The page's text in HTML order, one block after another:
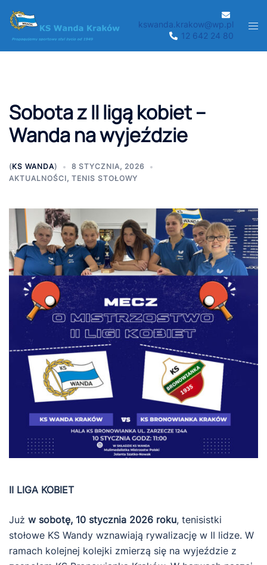
Przejdź
do
treści
kswanda.krakow@wp.pl
12 642 24 80
Sobota z II ligą kobiet –
Wanda na wyjeździe
(KS WANDA)
8 STYCZNIA, 2026
AKTUALNOŚCI, TENIS STOŁOWY
II LIGA KOBIET
Już w sobotę, 10 stycznia 2026 roku, tenisistki
stołowe KS Wandy wznawiają rywalizację w II lidze. W
ramach kolejnej kolejki zmierzą się na wyjeździe z